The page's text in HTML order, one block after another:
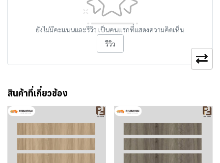
ยังไม่มีคะแนนและรีวิว เป็นคนแรกที่แสดงความคิดเห็น
รีวิว
สินค้าที่เกี่ยวข้อง